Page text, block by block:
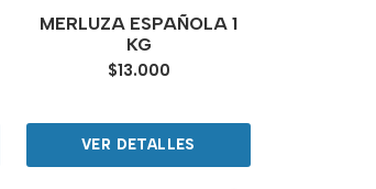
MERLUZA ESPAÑOLA 1
KG
$13.000
VER DETALLES